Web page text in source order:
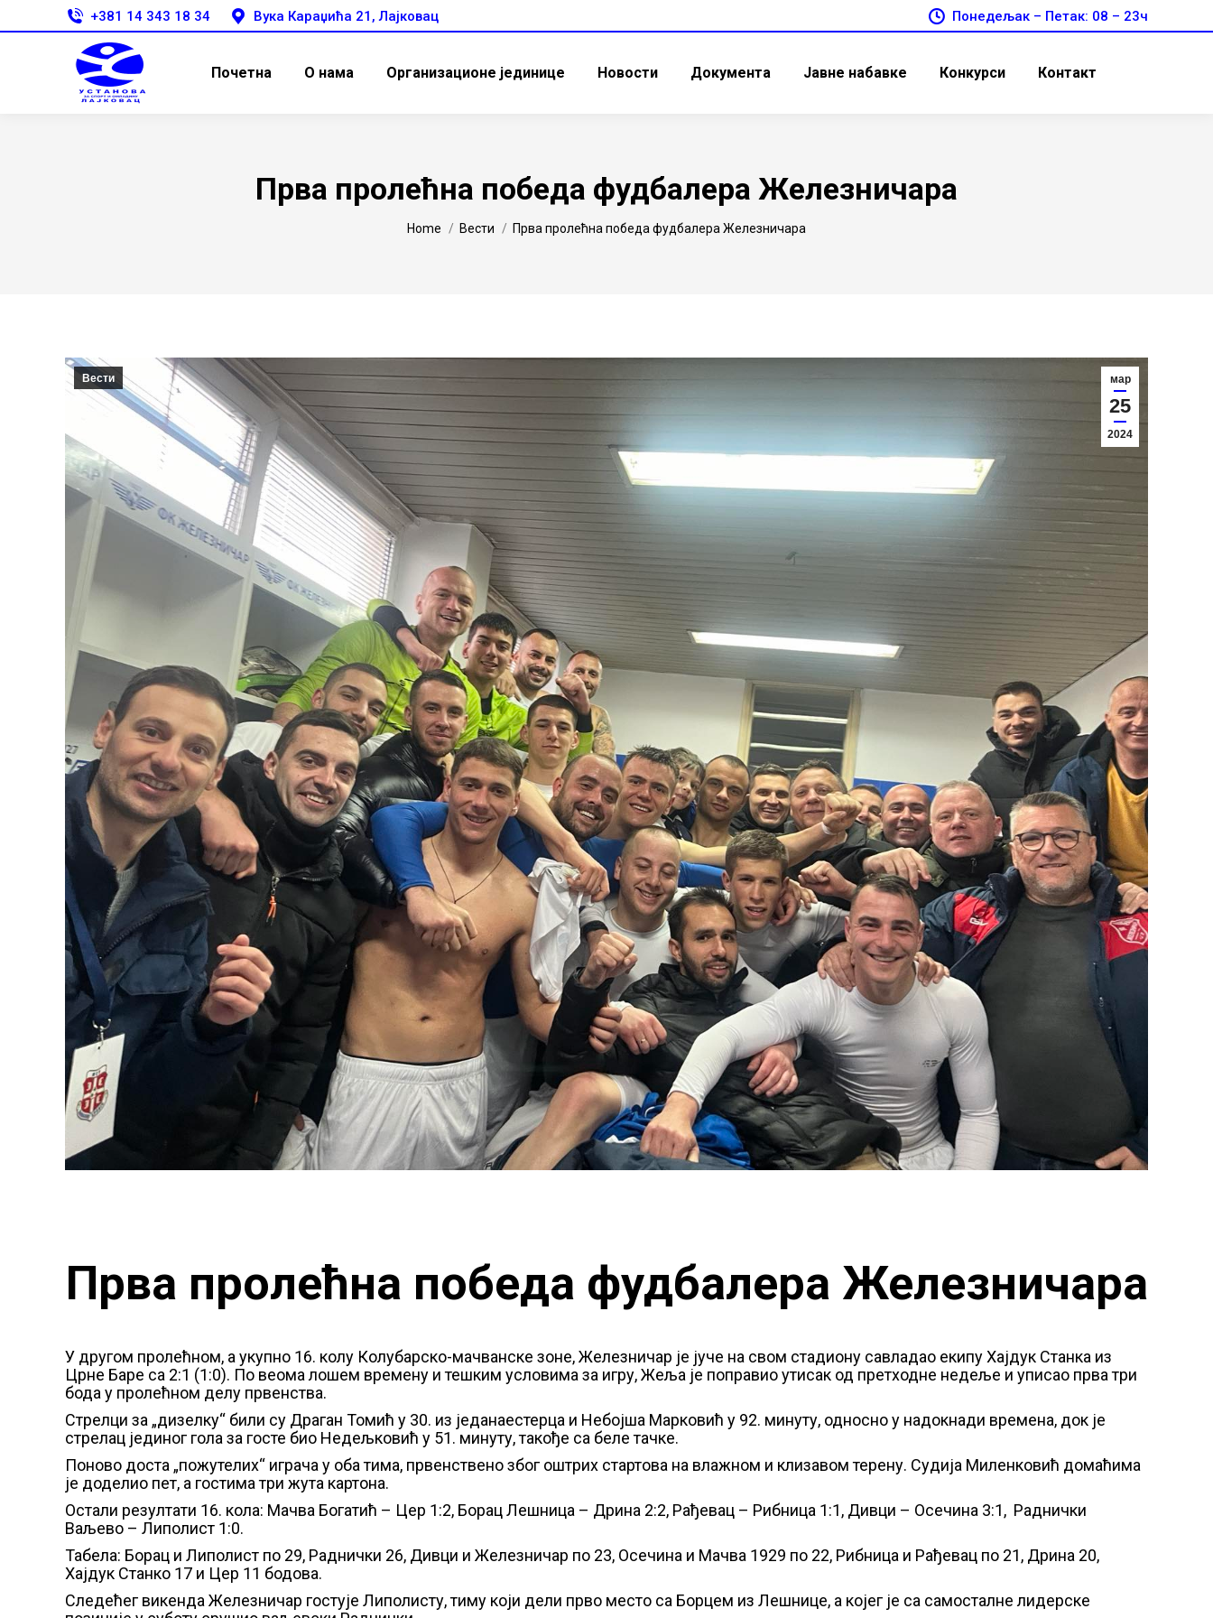
+381 14 343 18 34 Вука Караџића 21, Лајковац Понедељак – Петак: 08 – 23ч
Почетна О нама Организационе јединице Новости Документа Јавне набавке Конкурси Контакт
Прва пролећна победа фудбалера Железничара
Home Вести Прва пролећна победа фудбалера Железничара
мар
25
2024
Вести
Прва пролећна победа фудбалера Железничара
У другом пролећном, а укупно 16. колу Колубарско-мачванске зоне, Железничар је јуче на свом стадиону савладао екипу Хајдук Станка из
Црне Баре са 2:1 (1:0). По веома лошем времену и тешким условима за игру, Жеља је поправио утисак од претходне недеље и уписао прва три
бода у пролећном делу првенства.
Стрелци за „дизелку“ били су Драган Томић у 30. из једанаестерца и Небојша Марковић у 92. минуту, односно у надокнади времена, док је
стрелац јединог гола за госте био Недељковић у 51. минуту, такође са беле тачке.
Поново доста „пожутелих“ играча у оба тима, првенствено због оштрих стартова на влажном и клизавом терену. Судија Миленковић домаћима
је доделио пет, а гостима три жута картона.
Остали резултати 16. кола: Мачва Богатић – Цер 1:2, Борац Лешница – Дрина 2:2, Рађевац – Рибница 1:1, Дивци – Осечина 3:1, Раднички
Ваљево – Липолист 1:0.
Табела: Борац и Липолист по 29, Раднички 26, Дивци и Железничар по 23, Осечина и Мачва 1929 по 22, Рибница и Рађевац по 21, Дрина 20,
Хајдук Станко 17 и Цер 11 бодова.
Следећег викенда Железничар гостује Липолисту, тиму који дели прво место са Борцем из Лешнице, а којег је са самосталне лидерске